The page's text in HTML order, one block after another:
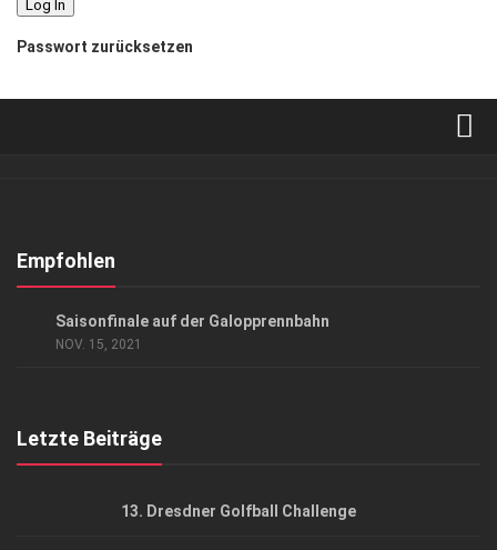
Passwort zurücksetzen
Kontakt, Impressum
Empfohlen
Saisonfinale auf der Galopprennbahn
NOV. 15, 2021
Letzte Beiträge
13. Dresdner Golfball Challenge